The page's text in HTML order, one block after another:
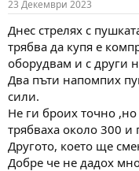
s
23 Декември 2023
Днес стрелях с
трябва да купя е
оборудвам и с други
Два пъти напомпих
сили.
Не ги броих точно
трябваха около 300 и
Другото, което ще
Добре че не дадох